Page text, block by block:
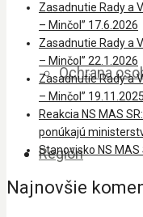
Ochrana
Región
Zasadnutie Rady a
– Minčol” 17.6.2026
Zasadnutie Rady a
– Minčol” 22.1.2026
Zasadnutie Rady a
– Minčol” 19.11.2025
Reakcia NS MAS
ponúkajú
Stanovisko NS MAS
Najnovšie